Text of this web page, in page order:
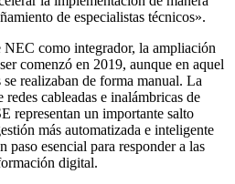
de especialistas técnicos».
NEC como integrador, la ampliación
comenzó en 2019, aunque en aquel
realizaban de forma manual. La
cableadas e inalámbricas de
representan un importante salto
más automatizada e inteligente
paso esencial para responder a las
digital.